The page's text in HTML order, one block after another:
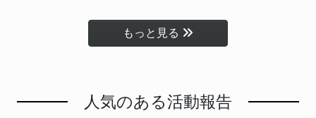
もっと見る
人気のある活動報告